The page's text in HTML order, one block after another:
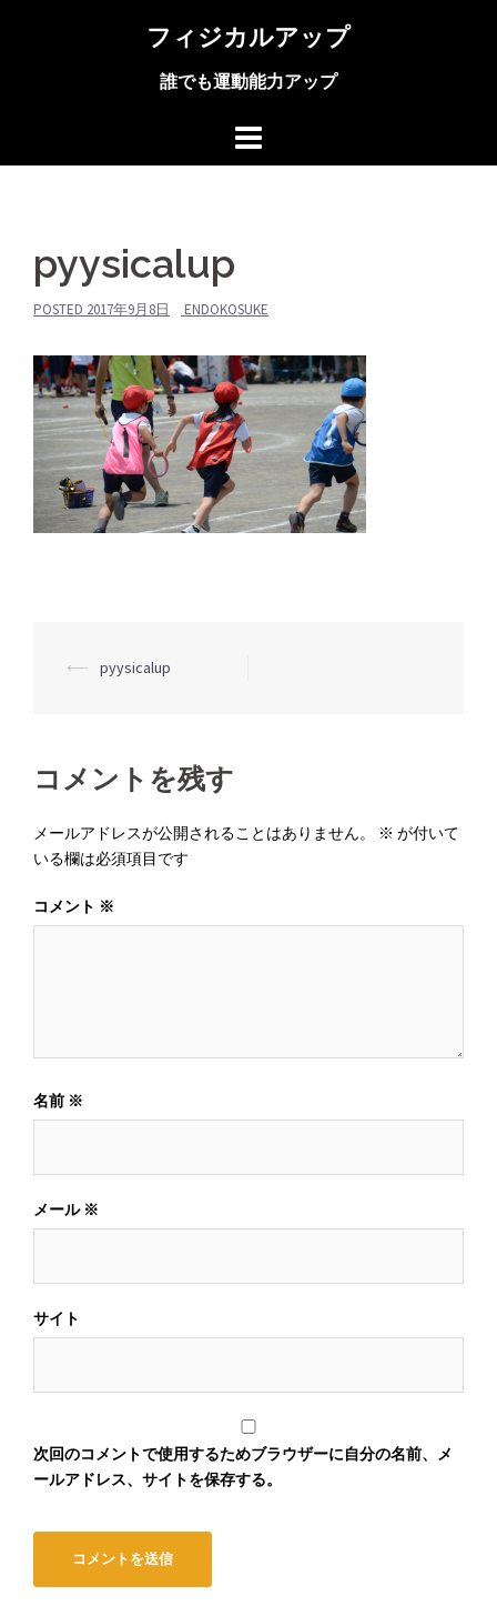
ス
フィジカルアップ
誰でも運動能力アップ
pyysicalup
POSTED 2017年9月8日 ENDOKOSUKE
投
ビ
ゲ
ー
シ
ョ
ン
⟵ pyysicalup
コメントを残す
メールアドレスが公開されることはありません。 ※ が付いて
いる欄は必須項目です
コメント ※
名前 ※
メール ※
サイト
次回のコメントで使用するためブラウザーに自分の名前、メ
ールアドレス、サイトを保存する。